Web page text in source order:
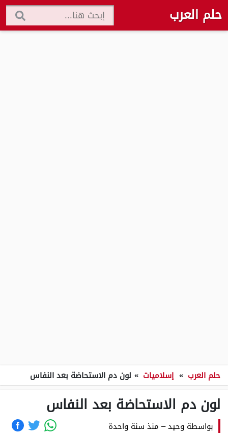
حلم العرب
حلم العرب » إسلاميات » لون دم الاستحاضة بعد النفاس
لون دم الاستحاضة بعد النفاس
بواسطة وحيد– منذ سنة واحدة